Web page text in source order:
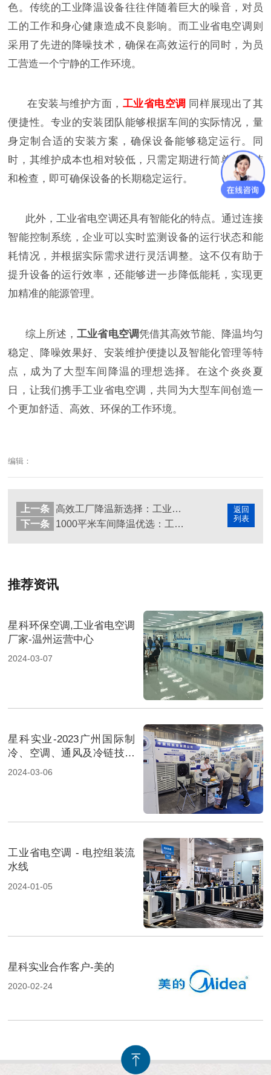
色。传统的工业降温设备往往伴随着巨大的噪音，对员
工的工作和身心健康造成不良影响。而工业省电空调则
采用了先进的降噪技术，确保在高效运行的同时，为员
工营造一个宁静的工作环境。
在安装与维护方面， 工业省电空调 同样展现出了其
便捷性。专业的安装团队能够根据车间的实际情况，量
身定制合适的安装方案，确保设备能够稳定运行。同
时，其维护成本也相对较低，只需定期进行简单的清洁
和检查，即可确保设备的长期稳定运行。
此外，工业省电空调还具有智能化的特点。通过连接
智能控制系统，企业可以实时监测设备的运行状态和能
耗情况，并根据实际需求进行灵活调整。这不仅有助于
提升设备的运行效率，还能够进一步降低能耗，实现更
加精准的能源管理。
综上所述，工业省电空调凭借其高效节能、降温均匀
稳定、降噪效果好、安装维护便捷以及智能化管理等特
点，成为了大型车间降温的理想选择。在这个炎炎夏
日，让我们携手工业省电空调，共同为大型车间创造一
个更加舒适、高效、环保的工作环境。
编辑：
返回
列表
上一条
高效工厂降温新选择：工业省电空调系统解决方案
下一条
1000平米车间降温优选：工业省电空调高效节能
推荐资讯
星科环保空调,工业省电空调
厂家-温州运营中心
2024-03-07
星科实业-2023广州国际制
冷、空调、通风及冷链技术
展览会-2
2024-03-06
工业省电空调 - 电控组装流
水线
2024-01-05
星科实业合作客户-美的
2020-02-24